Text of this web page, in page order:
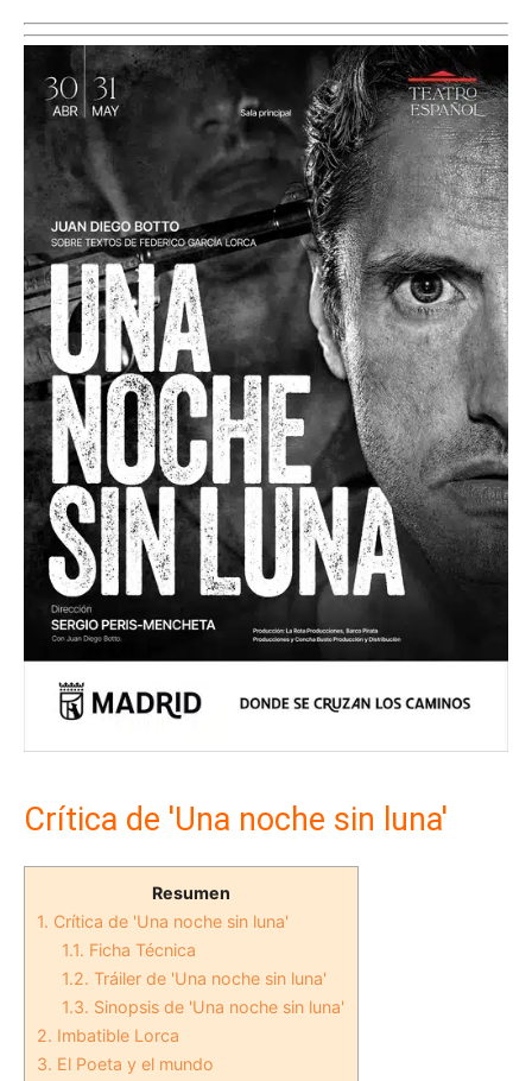
Crítica de 'Una noche sin luna'
Resumen
1. Crítica de 'Una noche sin luna'
1.1. Ficha Técnica
1.2. Tráiler de 'Una noche sin luna'
1.3. Sinopsis de 'Una noche sin luna'
2. Imbatible Lorca
3. El Poeta y el mundo